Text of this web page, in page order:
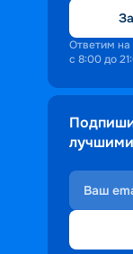
Ответим
с 8:00 до